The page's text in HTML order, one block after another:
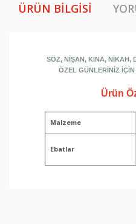
ÜRÜN BILGISI
SÖZ, NİŞAN, KINA, NİKAH,
ÖZEL GÜNLERİNİZ
Ürün
Malzeme
Ebatlar